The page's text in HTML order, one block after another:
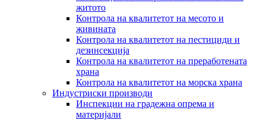
житото
Контрола на квалитетот на месото и
живината
Контрола на квалитетот на пестициди и
дезинсекција
Контрола на квалитетот на преработената
храна
Контрола на квалитетот на морска храна
Индустриски производи
Инспекции на градежна опрема и
материјали